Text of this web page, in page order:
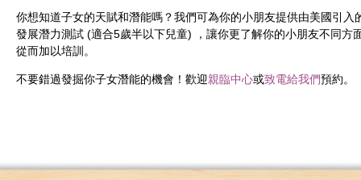
你想知道子女的天賦和潛能嗎？我們可為你的小朋友提供由美國引入
發展潛力測試 (適合5歲半以下兒童)
，讓你更了解你的小朋友不同方
從而加以培訓。
不要錯過發掘你子女潛能的機會！歡迎親臨中心或致電給我們預約。